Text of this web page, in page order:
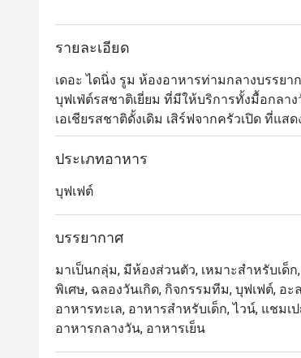
รายละเอียด
เดอะ ไดนิ่ง รูม ห้องอาหารท่ามกลางบรรย
บุฟเฟ่ต์รสชาติเยี่ยม ที่มีให้บริการทั้งมื้อกลา
เอเชียรสชาติดั้งเดิม เสิร์ฟจากครัวเปิด ที่
ช่ำของซี่โครงแกะ เนื้ออบ เป็ดปักกิ่ง หมูหัน
หลากชนิด และอีกมากมาย
The Dining Room @ Grand Hyatt
ตั้งอยู่ที่ชั้น M ของโรงแรม Grand Hyatt
ชิดลม โดดเด่นด้วยบรรยากาศหรูหราแต่แส
อย่างประณีต
มอบประสบการณ์ที่น่าประทับใจทั้งสำหรับค
คุณภาพสูงพร้อมเมนูหลากหลายให้เลือกมา
รับรองว่าจะต้องอยากกลับมาอีกแน่นอน
ประเภทอาหาร
บุฟเฟต์
บรรยากาศ
มาเป็นกลุ่ม, มีห้องส่วนตัว, เหมาะสำหรับเด็
พิเศษ, ฉลองวันเกิด, กิจกรรมทีม, บุฟเฟต์, อ
อาหารทะเล, อาหารสำหรับเด็ก, ไวน์, แชมเ
อาหารกลางวัน, อาหารเย็น